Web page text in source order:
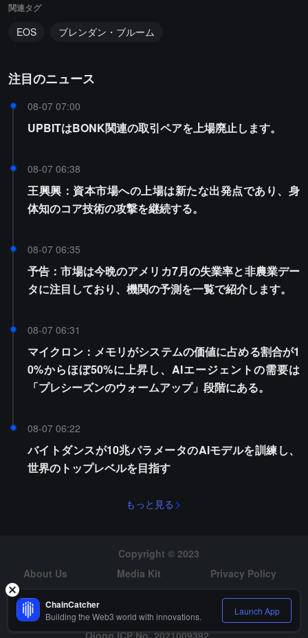
関連タグ
EOS ブレンダン・ブルーム
注目のニュース
08-07 07:00
UPBITはBONK関連の取引ペアを上場廃止します。
08-07 06:38
王興興：資本市場への上場は新たな出発点であり、身
体知のコア技術の攻撃を継続する。
08-07 06:35
予告：市場は今晩のアメリカ7月の失業率と非農業デー
タに注目しており、機関の予測を一覧で紹介します。
08-07 06:31
マイクロン：メモリがシステムの価値に占める割合が1
0%からほぼ50%に上昇し、AIエージェントの需要は
「プレシーズンのウォームアップ」段階にある。
08-07 06:22
バイトダンスが10兆パラメータのAIモデルを訓練し、
世界のトップレベルを目指す
もっと見る
Copyright © 2023
About Us
Media Kit
Privacy Policy
Risk Warning
Hiring
Qiong ICP No. 2021009392
ChainCatcher
Building the Web3 world with innovations. Launch App